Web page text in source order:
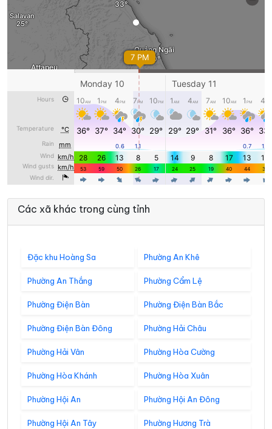
Các xã khác trong cùng tỉnh
Đặc khu Hoàng Sa Phường An Khê
Phường An Thắng Phường Cẩm Lệ
Phường Điện Bàn Phường Điện Bàn Bắc
Phường Điện Bàn Đông Phường Hải Châu
Phường Hải Vân Phường Hòa Cường
Phường Hòa Khánh Phường Hòa Xuân
Phường Hội An Phường Hội An Đông
Phường Hội An Tây Phường Hương Trà